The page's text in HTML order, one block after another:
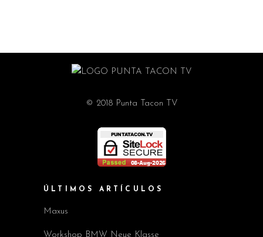
© 2018 Punta Tacon TV
ÚLTIMOS ARTÍCULOS
Maxus
Workshop BMW Neue Klasse